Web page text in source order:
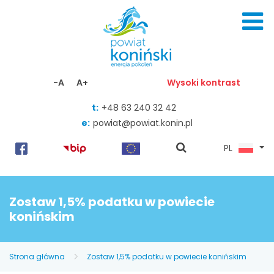
-A A+ Wysoki kontrast
t: +48 63 240 32 42
e: powiat@powiat.konin.pl
pokaż
PL
Zostaw 1,5% podatku w powiecie
konińskim
Strona główna Zostaw 1,5% podatku w powiecie konińskim